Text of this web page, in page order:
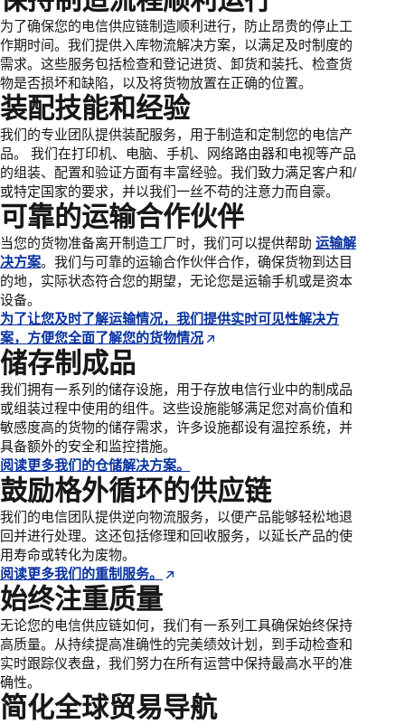
为了确保您的电信供应链制造顺利进行，防止昂贵的停止工
作期时间。我们提供入库物流解决方案，以满足及时制度的
需求。这些服务包括检查和登记进货、卸货和装托、检查货
物是否损坏和缺陷，以及将货物放置在正确的位置。
装配技能和经验
我们的专业团队提供装配服务，用于制造和定制您的电信产
品。 我们在打印机、电脑、手机、网络路由器和电视等产品
的组装、配置和验证方面有丰富经验。我们致力满足客户和/
或特定国家的要求，并以我们一丝不苟的注意力而自豪。
可靠的运输合作伙伴
当您的货物准备离开制造工厂时，我们可以提供帮助 运输解
决方案。我们与可靠的运输合作伙伴合作，确保货物到达目
的地，实际状态符合您的期望，无论您是运输手机或是资本
设备。
为了让您及时了解运输情况，我们提供实时可见性解决方
案，方便您全面了解您的货物情况
储存制成品
我们拥有一系列的储存设施，用于存放电信行业中的制成品
或组装过程中使用的组件。这些设施能够满足您对高价值和
敏感度高的货物的储存需求，许多设施都设有温控系统，并
具备额外的安全和监控措施。
阅读更多我们的仓储解决方案。
鼓励格外循环的供应链
我们的电信团队提供逆向物流服务，以便产品能够轻松地退
回并进行处理。这还包括修理和回收服务，以延长产品的使
用寿命或转化为废物。
阅读更多我们的重制服务。
始终注重质量
无论您的电信供应链如何，我们有一系列工具确保始终保持
高质量。从持续提高准确性的完美绩效计划，到手动检查和
实时跟踪仪表盘，我们努力在所有运营中保持最高水平的准
确性。
简化全球贸易导航